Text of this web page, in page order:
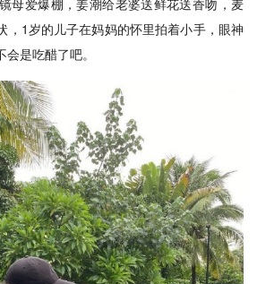
母爱爆棚，姜潮给老婆送鲜花送香吻，麦
，1岁的儿子在妈妈的怀里拍着小手，眼神
是吃醋了吧。